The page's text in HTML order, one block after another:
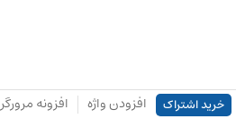
خرید اشتراک افزودن واژه افزونه مرورگر